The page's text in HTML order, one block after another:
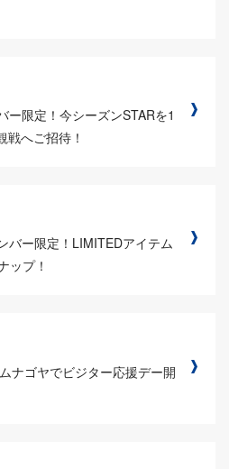
ー限定！今シーズンSTARを1
へご招待！
バー限定！LIMITEDアイテム
ップ！
ナゴヤでビジター応援デー開